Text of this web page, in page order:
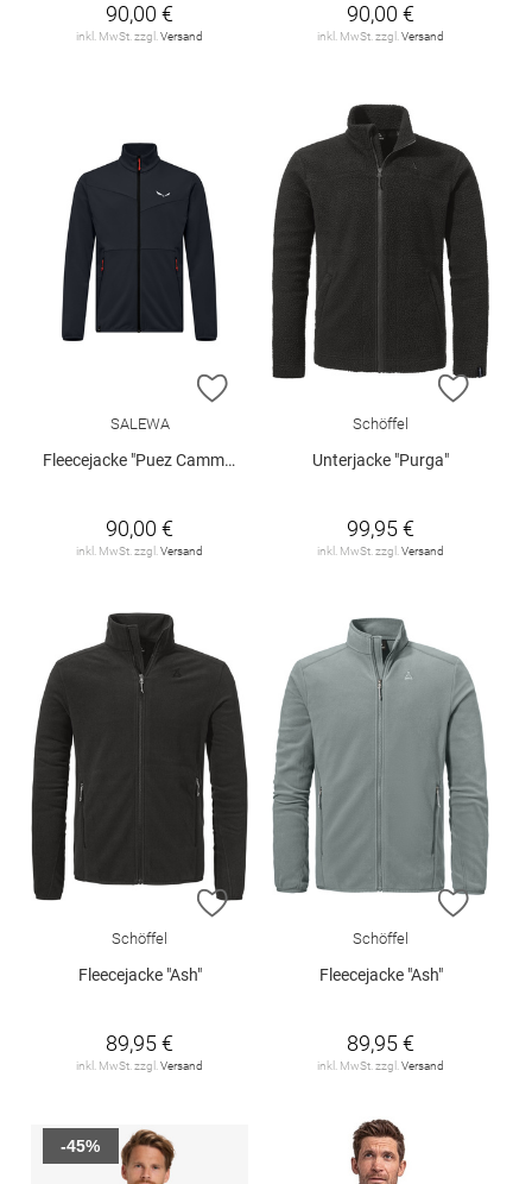
90,00 €
inkl. MwSt. zzgl.Versand
90,00 €
inkl. MwSt. zzgl.Versand
ZUR WUNSCHLISTE HINZUFÜGEN
SALEWA
Fleecejacke "Puez Cammino"
90,00 €
inkl. MwSt. zzgl.Versand
ZUR
Schöffel
Unterjacke "Purga"
99,95 €
inkl. MwSt. zzgl.Versand
ZUR WUNSCHLISTE HINZUFÜGEN
Schöffel
Fleecejacke "Ash"
89,95 €
inkl. MwSt. zzgl. Versand
ZUR
Schöffel
Fleecejacke "Ash"
89,95 €
inkl. MwSt. zzgl. Versand
-45%